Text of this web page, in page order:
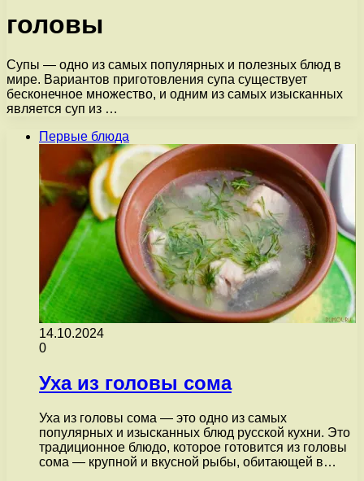
головы
Супы — одно из самых популярных и полезных блюд в
мире. Вариантов приготовления супа существует
бесконечное множество, и одним из самых изысканных
является суп из …
Первые блюда
14.10.2024
0
Уха из головы сома
Уха из головы сома — это одно из самых
популярных и изысканных блюд русской кухни. Это
традиционное блюдо, которое готовится из головы
сома — крупной и вкусной рыбы, обитающей в…